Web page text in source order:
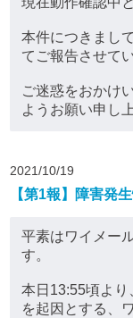
本件につきまし
てご報告させて
ご迷惑をおかけ
ようお願い申し
2021/10/19
【第1報】障害発
平素はワイメー
す。
本日13:55頃よ
を起因とする、